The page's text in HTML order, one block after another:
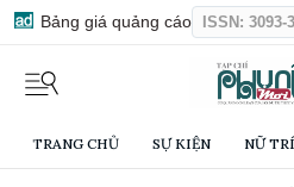
Bảng giá quảng cáo ISSN: 3093-
TRANG CHỦ SỰ KIỆN NỮ